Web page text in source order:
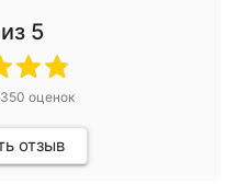
из 5
350 оценок
отзыв